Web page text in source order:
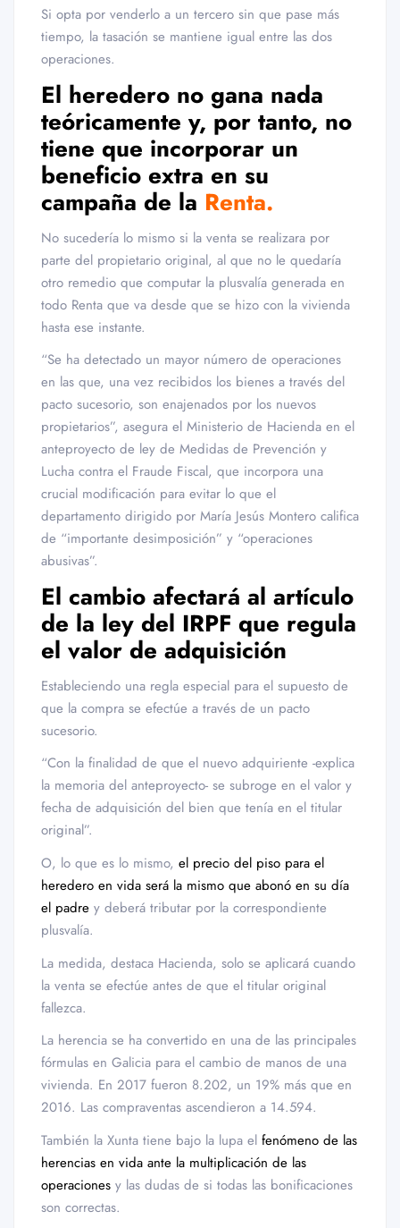
Si opta por venderlo a un tercero sin que pase más
tiempo, la tasación se mantiene igual entre las dos
operaciones.
El heredero no gana nada
teóricamente y, por tanto, no
tiene que incorporar un
beneficio extra en su
campaña de la Renta.
No sucedería lo mismo si la venta se realizara por
parte del propietario original, al que no le quedaría
otro remedio que computar la plusvalía generada en
todo Renta que va desde que se hizo con la vivienda
hasta ese instante.
“Se ha detectado un mayor número de operaciones
en las que, una vez recibidos los bienes a través del
pacto sucesorio, son enajenados por los nuevos
propietarios”, asegura el Ministerio de Hacienda en el
anteproyecto de ley de Medidas de Prevención y
Lucha contra el Fraude Fiscal, que incorpora una
crucial modificación para evitar lo que el
departamento dirigido por María Jesús Montero califica
de “importante desimposición” y “operaciones
abusivas”.
El cambio afectará al artículo
de la ley del IRPF que regula
el valor de adquisición
Estableciendo una regla especial para el supuesto de
que la compra se efectúe a través de un pacto
sucesorio.
“Con la finalidad de que el nuevo adquiriente -explica
la memoria del anteproyecto- se subroge en el valor y
fecha de adquisición del bien que tenía en el titular
original”.
O, lo que es lo mismo, el precio del piso para el
heredero en vida será la mismo que abonó en su día
el padre y deberá tributar por la correspondiente
plusvalía.
La medida, destaca Hacienda, solo se aplicará cuando
la venta se efectúe antes de que el titular original
fallezca.
La herencia se ha convertido en una de las principales
fórmulas en Galicia para el cambio de manos de una
vivienda. En 2017 fueron 8.202, un 19% más que en
2016. Las compraventas ascendieron a 14.594.
También la Xunta tiene bajo la lupa el fenómeno de las
herencias en vida ante la multiplicación de las
operaciones y las dudas de si todas las bonificaciones
son correctas.